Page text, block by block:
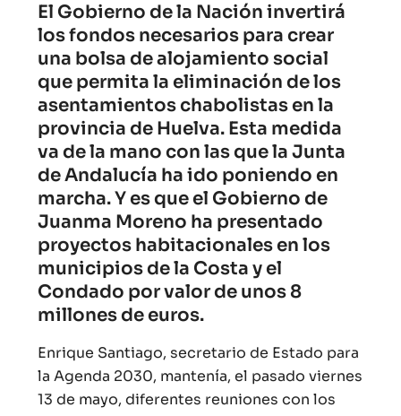
El Gobierno de la Nación invertirá
los fondos necesarios para crear
una bolsa de alojamiento social
que permita la eliminación de los
asentamientos chabolistas en la
provincia de Huelva. Esta medida
va de la mano con las que la Junta
de Andalucía ha ido poniendo en
marcha. Y es que el Gobierno de
Juanma Moreno ha presentado
proyectos habitacionales en los
municipios de la Costa y el
Condado por valor de unos 8
millones de euros.
Enrique Santiago, secretario de Estado para
la Agenda 2030, mantenía, el pasado viernes
13 de mayo, diferentes reuniones con los